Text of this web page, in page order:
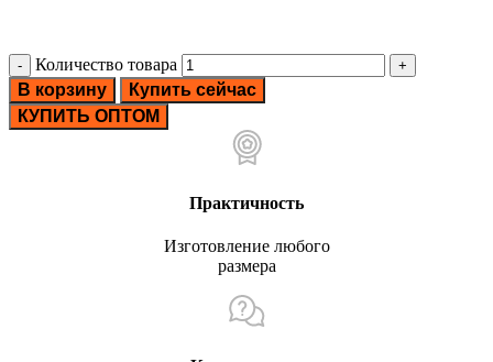
Количество товара
В корзину
Купить сейчас
КУПИТЬ ОПТОМ
Практичность
Изготовление любого
размера